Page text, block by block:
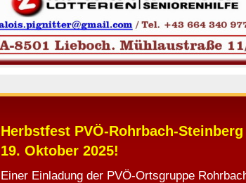
Herbstfest PVÖ-Rohrbach-
19. Oktober 2025!
Einer Einladung der PVÖ-Ortsgruppe